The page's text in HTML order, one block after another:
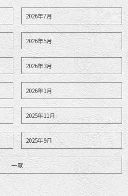
2026年7月
2026年5月
2026年3月
2026年1月
2025年11月
2025年9月
一覧